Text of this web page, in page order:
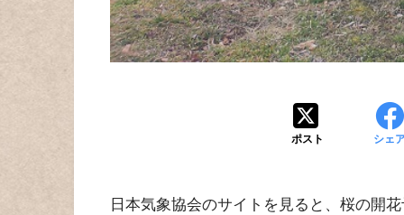
ポスト シェ
日本気象協会のサイトを見ると、桜の開